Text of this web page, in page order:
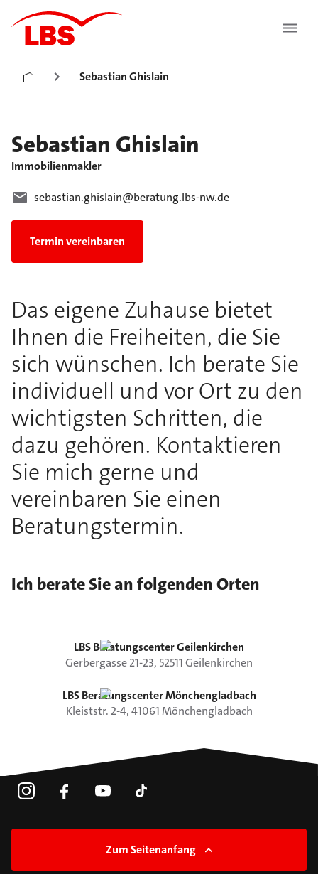
Sebastian Ghislain
Sebastian Ghislain
Immobilienmakler
sebastian.ghislain@beratung.lbs-nw.de
Termin vereinbaren
Das eigene Zuhause bietet
Ihnen die Freiheiten, die Sie
sich wünschen. Ich berate Sie
individuell und vor Ort zu den
wichtigsten Schritten, die
dazu gehören. Kontaktieren
Sie mich gerne und
vereinbaren Sie einen
Beratungstermin.
Ich berate Sie an folgenden Orten
LBS Beratungscenter Geilenkirchen
Gerbergasse21-23, 52511Geilenkirchen
LBS Beratungscenter Mönchengladbach
Kleiststr. 2-4,41061Mönchengladbach
Zum Seitenanfang